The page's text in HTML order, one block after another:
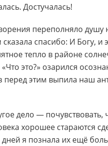
Достучалась!
переполняло
сказала спасибо: И
тепло в районе
это?» озарился
перед этим выпила наш
дело — почувствовать,
хорошее стараются
дней я познала их ещё